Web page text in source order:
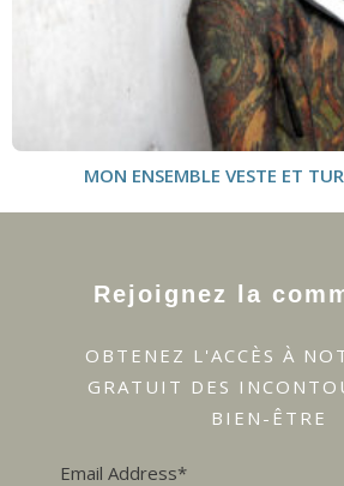
MON ENSEMBLE VESTE ET
Rejoignez la
OBTENEZ L'ACCÈS À
GRATUIT DES
BIEN-ÊTRE
Email Address*